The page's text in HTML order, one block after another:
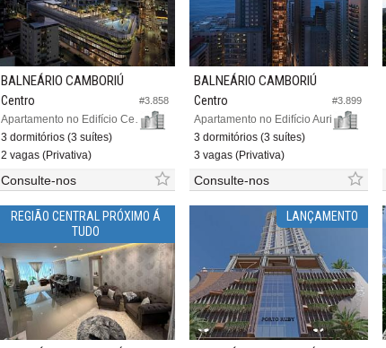
#3.858
BALNEÁRIO CAMBORIÚ
Centro
Apartamento no Edifício Central Tower
3 dormitórios (3 suítes)
2 vagas (Privativa)
Consulte-nos
#3.899
BALNEÁRIO CAMBORIÚ
Centro
Apartamento no Edifício Auris Residenze
3 dormitórios (3 suítes)
3 vagas (Privativa)
Consulte-nos
REGIÃO CENTRAL PRÓXIMO Á
TUDO
LANÇAMENTO